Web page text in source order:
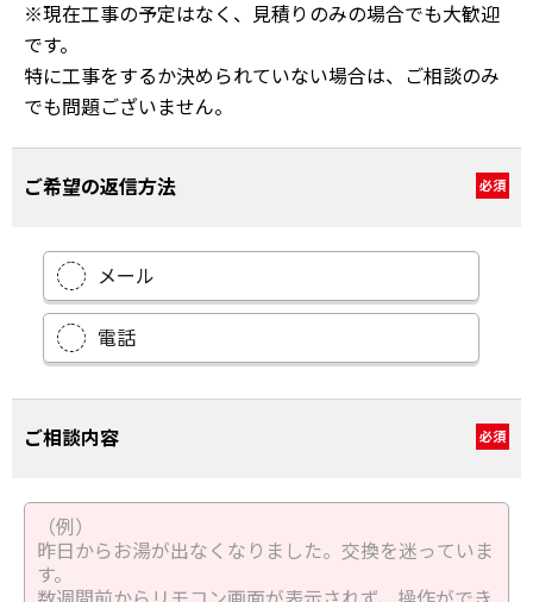
※現在工事の予定はなく、見積りのみの場合でも大歓迎
です。
特に工事をするか決められていない場合は、ご相談のみ
でも問題ございません。
ご希望の返信方法 必須
メール
電話
ご相談内容 必須